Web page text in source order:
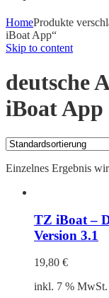
HomeProdukte
iBoat App“
Skip to content
deutsche
iBoat App
Einzelnes Ergebnis
TZ iBoat –
Version 3.1
19,80 €
inkl. 7 % MwSt.